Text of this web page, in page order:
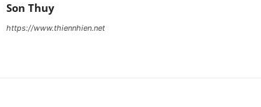
Son Thuy
https://www.thiennhien.net